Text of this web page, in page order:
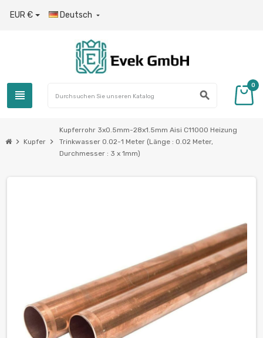
EUR € Deutsch 
view_headline search
0
chevron_right Kupfer chevron_right
Kupferrohr 3x0.5mm-28x1.5mm Aisi C11000 Heizung
Trinkwasser 0.02-1 Meter (Länge : 0.02 Meter,
Durchmesser : 3 x 1mm)